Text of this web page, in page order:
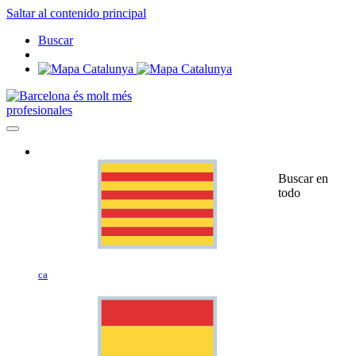
Saltar al contenido principal
Buscar
profesionales
ca
Buscar en
todo